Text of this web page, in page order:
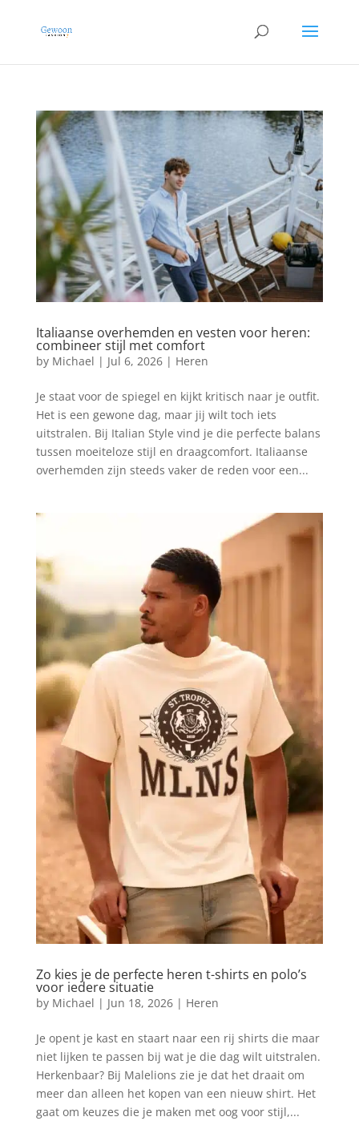
Italiaanse overhemden en vesten voor heren:
combineer stijl met comfort
by Michael | Jul 6, 2026| Heren
Je staat voor de spiegel en kijkt kritisch naar je outfit.
Het is een gewone dag, maar jij wilt toch iets
uitstralen. Bij Italian Style vind je die perfecte balans
tussen moeiteloze stijl en draagcomfort. Italiaanse
overhemden zijn steeds vaker de reden voor een...
Zo kies je de perfecte heren t-shirts en polo’s
voor iedere situatie
by Michael | Jun 18, 2026| Heren
Je opent je kast en staart naar een rij shirts die maar
niet lijken te passen bij wat je die dag wilt uitstralen.
Herkenbaar? Bij Malelions zie je dat het draait om
meer dan alleen het kopen van een nieuw shirt. Het
gaat om keuzes die je maken met oog voor stijl,...